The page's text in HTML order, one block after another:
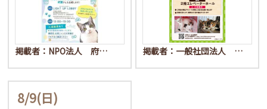
掲載者：NPO法人 府… 掲載者：一般社団法人 …
8/9(日)